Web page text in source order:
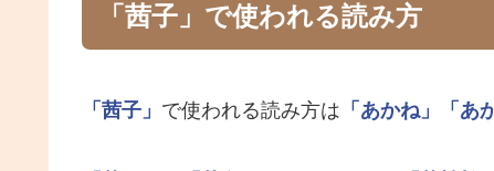
「茜子」で使われる読み方
「茜子」 で使われる読み方は 「あかね」 「あ